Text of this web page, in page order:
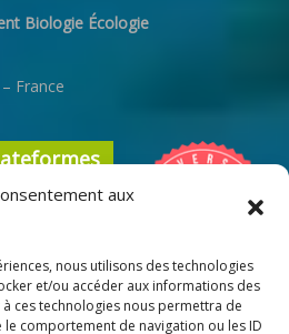
aux
nous utilisons des technologies
et/ou accéder aux informations des
ces technologies nous permettra de
comportement de navigation ou les ID
Biologie Écologie
France